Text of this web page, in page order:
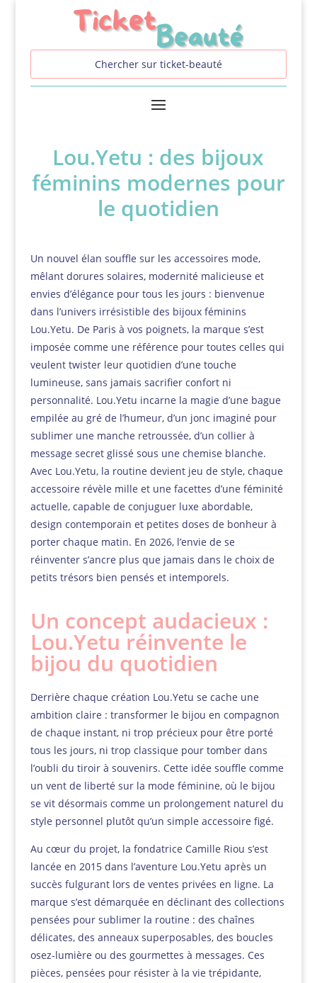
Lou.Yetu : des bijoux
féminins modernes pour
le quotidien
Un nouvel élan souffle sur les accessoires mode,
mêlant dorures solaires, modernité malicieuse et
envies d’élégance pour tous les jours : bienvenue
dans l’univers irrésistible des bijoux féminins
Lou.Yetu. De Paris à vos poignets, la marque s’est
imposée comme une référence pour toutes celles qui
veulent twister leur quotidien d’une touche
lumineuse, sans jamais sacrifier confort ni
personnalité. Lou.Yetu incarne la magie d’une bague
empilée au gré de l’humeur, d’un jonc imaginé pour
sublimer une manche retroussée, d’un collier à
message secret glissé sous une chemise blanche.
Avec Lou.Yetu, la routine devient jeu de style, chaque
accessoire révèle mille et une facettes d’une féminité
actuelle, capable de conjuguer luxe abordable,
design contemporain et petites doses de bonheur à
porter chaque matin. En 2026, l’envie de se
réinventer s’ancre plus que jamais dans le choix de
petits trésors bien pensés et intemporels.
Un concept audacieux :
Lou.Yetu réinvente le
bijou du quotidien
Derrière chaque création Lou.Yetu se cache une
ambition claire : transformer le bijou en compagnon
de chaque instant, ni trop précieux pour être porté
tous les jours, ni trop classique pour tomber dans
l’oubli du tiroir à souvenirs. Cette idée souffle comme
un vent de liberté sur la mode féminine, où le bijou
se vit désormais comme un prolongement naturel du
style personnel plutôt qu’un simple accessoire figé.
Au cœur du projet, la fondatrice Camille Riou s’est
lancée en 2015 dans l’aventure Lou.Yetu après un
succès fulgurant lors de ventes privées en ligne. La
marque s’est démarquée en déclinant des collections
pensées pour sublimer la routine : des chaînes
délicates, des anneaux superposables, des boucles
osez-lumière ou des gourmettes à messages. Ces
pièces, pensées pour résister à la vie trépidante,